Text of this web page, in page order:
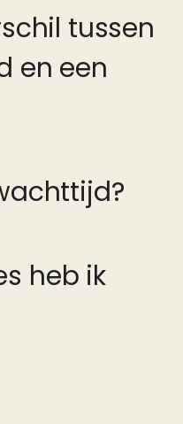
tussen
en een
heb ik